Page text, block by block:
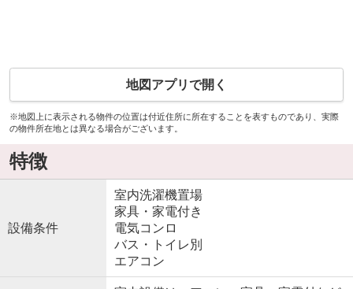
地図アプリで開く
※地図上に表示される物件の位置は付近住所に所在することを表すものであり、実際
の物件所在地とは異なる場合がございます。
特徴
設備条件
室内洗濯機置場
家具・家電付き
電気コンロ
バス・トイレ別
エアコン